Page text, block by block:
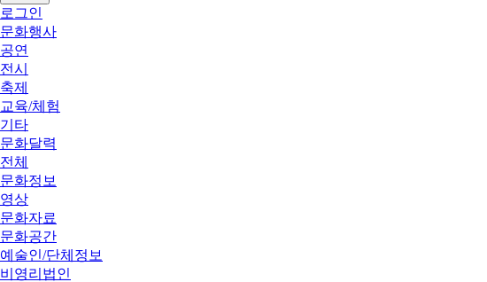
로그인
문화행사
공연
전시
축제
교육/체험
기타
문화달력
전체
문화정보
영상
문화자료
문화공간
예술인/단체정보
비영리법인